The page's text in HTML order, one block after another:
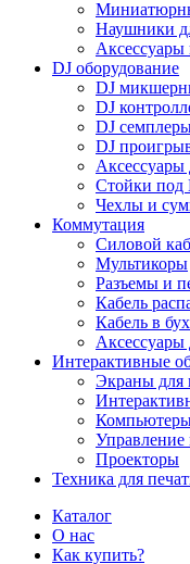
Наушники
DJ оборудование
DJ
DJ
DJ
DJ
Аксессуары
Стойки под
Чехлы и
Коммутация
Силовой
Мультикоры
Разъемы и
Кабель
Кабель в
Аксессуары
Интерактивные
Экраны для
Управление
Проекторы
Техника для
Каталог
О нас
Как купить?